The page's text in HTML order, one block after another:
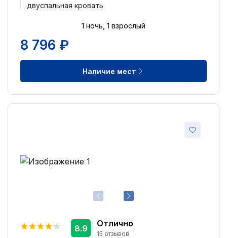
двуспальная кровать
1 ночь, 1 взрослый
8 796 ₽
Наличие мест
Отлично
15 отзывов
8.9